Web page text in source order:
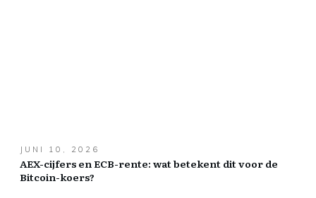
JUNI 10, 2026
AEX-cijfers en ECB-rente: wat betekent dit voor de
Bitcoin-koers?